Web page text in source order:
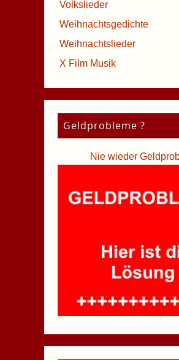
Volkslieder
Weihnachtsgedichte
Weihnachtslieder
X Film Musik
Geldprobleme ?
Nie wieder